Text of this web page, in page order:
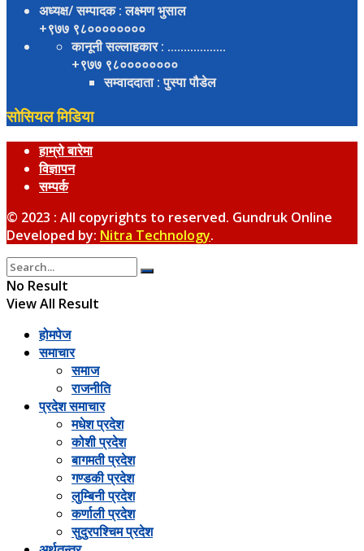
अध्यक्ष/ सम्पादक: लक्ष्मण भुसाल
+९७७ ९८००००००००
कानूनी सल्लाहकार: ..................
+९७७ ९८००००००००
सम्वाददाता: पुस्पा पौडेल
सोसियल मिडिया
हाम्रो बारेमा
विज्ञापन
सम्पर्क
© 2023 : All copyrights to reserved. Gundruk Online
Developed by: Nitra Technology.
No Result
View All Result
होमपेज
समाचार
समाज
राजनीति
प्रदेश समाचार
मधेश प्रदेश
कोशी प्रदेश
बागमती प्रदेश
गण्डकी प्रदेश
लुम्बिनी प्रदेश
कर्णाली प्रदेश
सुदुरपश्चिम प्रदेश